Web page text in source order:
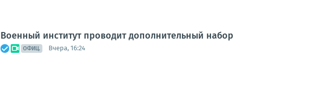
Военный институт проводит дополнительный набор
ОФИЦ. Вчера, 16:24